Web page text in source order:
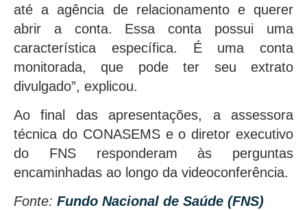
até a agência de relacionamento e querer
abrir a conta. Essa conta possui uma
característica específica. É uma conta
monitorada, que pode ter seu extrato
divulgado”, explicou.
Ao final das apresentações, a assessora
técnica do CONASEMS e o diretor executivo
do FNS responderam às perguntas
encaminhadas ao longo da videoconferência.
Fonte: Fundo Nacional de Saúde (FNS)